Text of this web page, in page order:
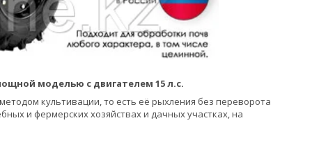
моделью с двигателем 15 л.с.
культивации, то есть её рыхления без переворота
и фермерских хозяйствах и дачных участках, на